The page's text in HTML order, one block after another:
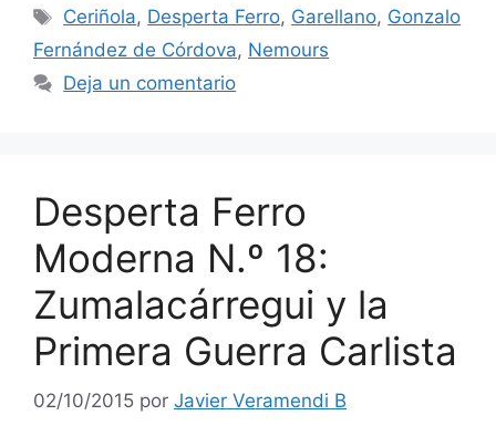
Etiquetas
Ceriñola, Desperta Ferro, Garellano, Gonzalo
Fernández de Córdova, Nemours
Deja un comentario
Desperta Ferro
Moderna N.º 18:
Zumalacárregui y la
Primera Guerra Carlista
02/10/2015 por Javier Veramendi B